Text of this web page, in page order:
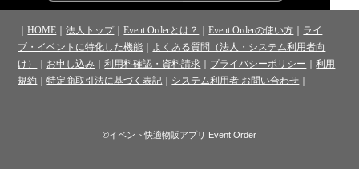
｜HOME ｜法人トップ｜Event Orderとは？ ｜Event Orderの使い方 ｜ ライ
ブ・イベントに特化した機能 ｜ よくある質問（法人・システム利用者向
け）
｜ お申し込み ｜利用料確認・資料請求 ｜ プライバシーポリシー ｜利用
規約 ｜特定商取引法に基づく表記 ｜ システム利用者 お問い合わせ ｜
©イベント快適物販アプリ Event Order